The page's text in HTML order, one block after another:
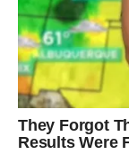
Slobodne
svakodnevne
Ponekad su
VAGA –